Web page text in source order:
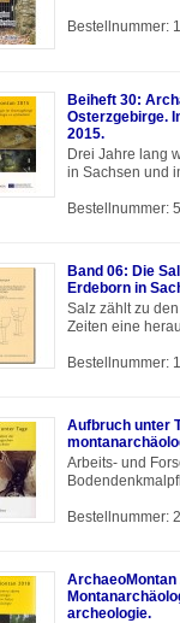
Bestellnummer:
Beiheft 30:
Osterzgebirge.
2015.
Drei Jahre lang
in Sachsen und
Bestellnummer:
Band 06: Die
Erdeborn in
Salz zählt zu
Zeiten eine
Bestellnummer:
Aufbruch unter
Arbeits- und
Bestellnummer:
archeologie.